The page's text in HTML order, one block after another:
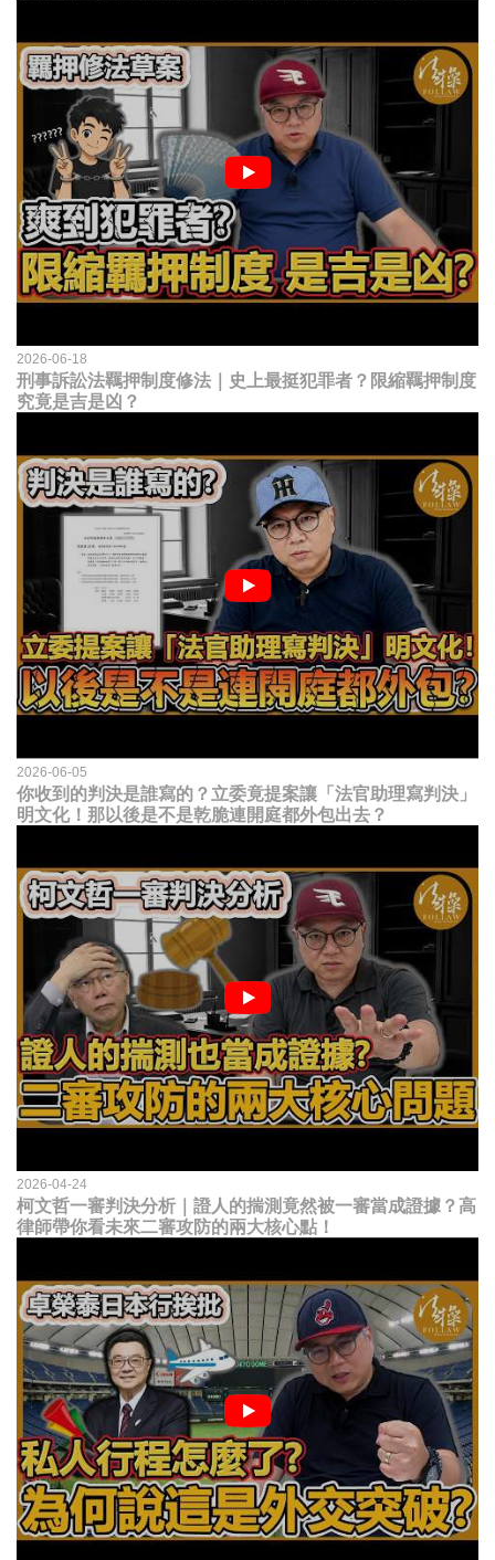
2026-06-18
刑事訴訟法羈押制度修法｜史上最挺犯罪者？限縮羈押制度
究竟是吉是凶？
2026-06-05
你收到的判決是誰寫的？立委竟提案讓「法官助理寫判決」
明文化！那以後是不是乾脆連開庭都外包出去？
2026-04-24
柯文哲一審判決分析｜證人的揣測竟然被一審當成證據？高
律師帶你看未來二審攻防的兩大核心點！